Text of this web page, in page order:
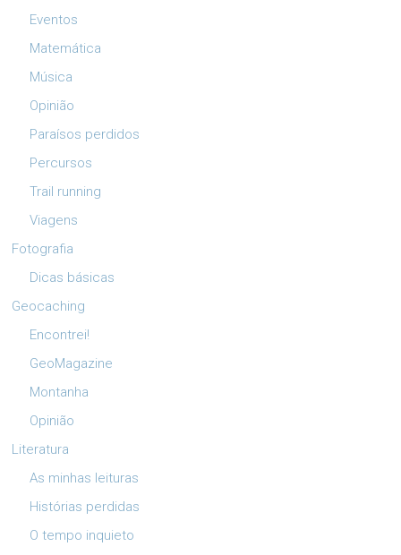
Eventos
Matemática
Música
Opinião
Paraísos perdidos
Percursos
Trail running
Viagens
Fotografia
Dicas básicas
Geocaching
Encontrei!
GeoMagazine
Montanha
Opinião
Literatura
As minhas leituras
Histórias perdidas
O tempo inquieto